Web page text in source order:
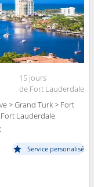
15 jours
de Fort Lauderdale
> Grand Turk > Fort
Fort Lauderdale
Service personalisé